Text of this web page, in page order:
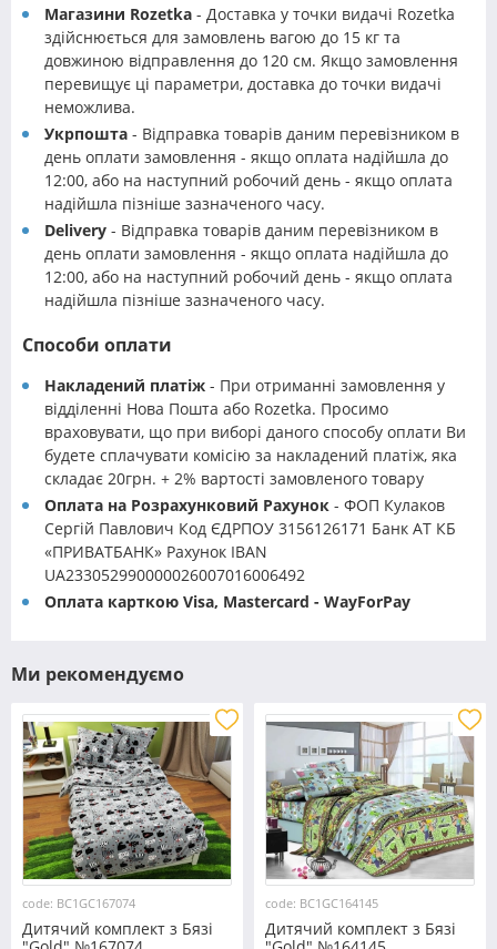
Магазини Rozetka - Доставка у точки видачі Rozetka
здійснюється для замовлень вагою до 15 кг та
довжиною відправлення до 120 см. Якщо замовлення
перевищує ці параметри, доставка до точки видачі
неможлива.
Укрпошта - Відправка товарів даним перевізником в
день оплати замовлення - якщо оплата надійшла до
12:00, або на наступний робочий день - якщо оплата
надійшла пізніше зазначеного часу.
Delivery - Відправка товарів даним перевізником в
день оплати замовлення - якщо оплата надійшла до
12:00, або на наступний робочий день - якщо оплата
надійшла пізніше зазначеного часу.
Способи оплати
Накладений платіж - При отриманні замовлення у
відділенні Нова Пошта або Rozetka. Просимо
враховувати, що при виборі даного способу оплати Ви
будете сплачувати комісію за накладений платіж, яка
складає 20грн. + 2% вартості замовленого товару
Оплата на Розрахунковий Рахунок - ФОП Кулаков
Сергій Павлович Код ЄДРПОУ 3156126171 Банк АТ КБ
«ПРИВАТБАНК» Рахунок IBAN
UA233052990000026007016006492
Оплата карткою Visa, Mastercard - WayForPay
Ми рекомендуємо
code: BC1GC167074
Дитячий комплект з Бязі
code: BC1GC164145
Дитячий комплект з Бязі